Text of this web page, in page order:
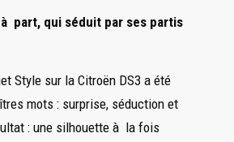
part, qui séduit par ses partis
Style sur la Citroën DS3 a été
mots : surprise, séduction et
: une silhouette à la fois